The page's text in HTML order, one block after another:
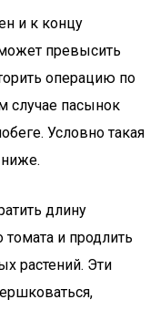
и к концу
превысить
операцию по
случае пасынок
Условно такая
длину
томата и продлить
растений. Эти